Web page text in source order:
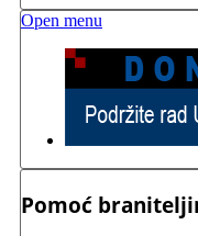
Open menu
Pomoć